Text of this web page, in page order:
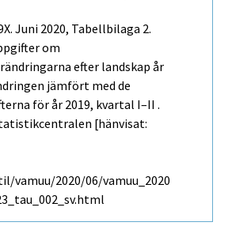
Juni 2020, Tabellbilaga 2.
om
efter landskap år
jämfört med de
för år 2019, kvartal I–II .
[hänvisat:
2020/06/vamuu_2020